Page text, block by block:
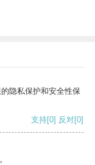
隐私保护和安全性保
支持[0] 反对[0]